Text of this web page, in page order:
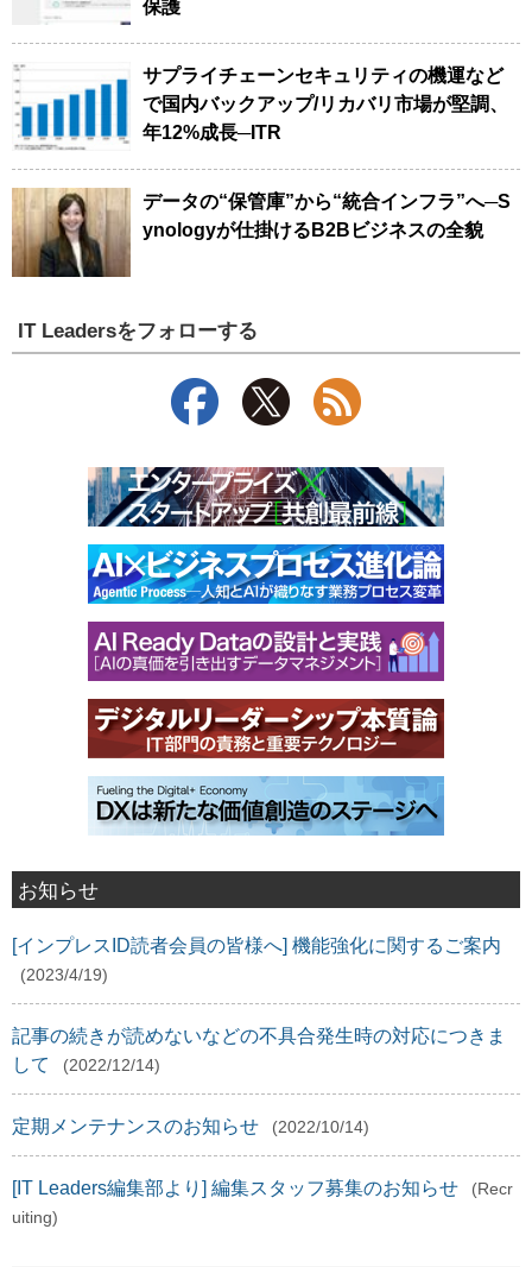
保護
サプライチェーンセキュリティの機運など
で国内バックアップ/リカバリ市場が堅調、
年12%成長─ITR
データの“保管庫”から“統合インフラ”へ─S
ynologyが仕掛けるB2Bビジネスの全貌
IT Leadersをフォローする
お知らせ
[インプレスID読者会員の皆様へ] 機能強化に関するご案内
(2023/4/19)
記事の続きが読めないなどの不具合発生時の対応につきま
して
(2022/12/14)
定期メンテナンスのお知らせ (2022/10/14)
[IT Leaders編集部より] 編集スタッフ募集のお知らせ
(Recr
uiting)